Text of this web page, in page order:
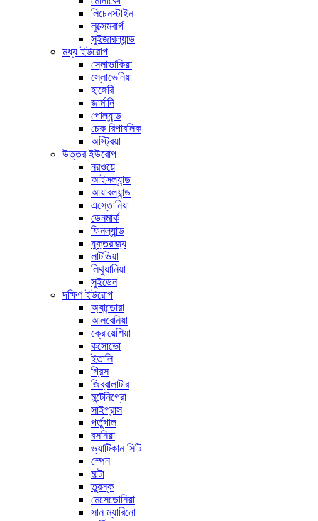
লিচেনস্টাইন
লুক্সেমবার্গ
সুইজারল্যান্ড
মধ্য ইউরোপ
স্লোভাকিয়া
স্লোভেনিয়া
হাঙ্গেরি
জার্মানি
পোল্যান্ড
চেক রিপাবলিক
অস্ট্রিয়া
উত্তর ইউরোপ
নরওয়ে
আইসল্যান্ড
আয়ারল্যান্ড
এস্তোনিয়া
ডেনমার্ক
ফিনল্যান্ড
যুক্তরাজ্য
লাটভিয়া
লিথুয়ানিয়া
সুইডেন
দক্ষিণ ইউরোপ
অ্যান্ডোরা
আলবেনিয়া
ক্রোয়েশিয়া
কসোভো
ইতালি
গ্রিস
জিব্রালাটার
মন্টেনিগ্রো
সাইপ্রাস
পর্তুগাল
বসনিয়া
ভ্যাটিকান সিটি
স্পেন
মাল্টা
তুরস্ক
মেসেডোনিয়া
সান ম্যারিনো